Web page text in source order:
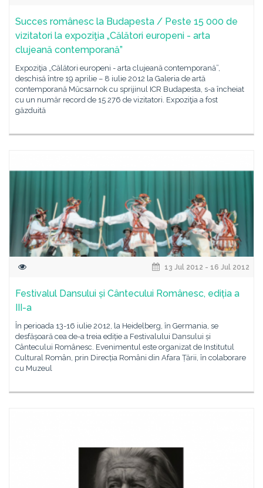
Succes românesc la Budapesta / Peste 15 000 de
vizitatori la expoziţia „Călători europeni - arta
clujeană contemporană”
Expoziţia „Călători europeni - arta clujeană contemporană”,
deschisă între 19 aprilie – 8 iulie 2012 la Galeria de artă
contemporană Műcsarnok cu sprijinul ICR Budapesta, s-a încheiat
cu un număr record de 15 276 de vizitatori. Expoziţia a fost
găzduită
13 Jul 2012 - 16 Jul 2012
Festivalul Dansului și Cântecului Românesc, ediția a
III-a
În perioada 13-16 iulie 2012, la Heidelberg, în Germania, se
desfășoară cea de-a treia ediție a Festivalului Dansului și
Cântecului Românesc. Evenimentul este organizat de Institutul
Cultural Român, prin Direcția Români din Afara Țării, în colaborare
cu Muzeul